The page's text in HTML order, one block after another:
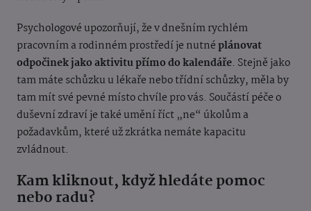
Psychologové upozorňují, že v dnešním rychlém
pracovním a rodinném prostředí je nutné plánovat
odpočinek jako aktivitu přímo do kalendáře. Stejně jako
tam máte schůzku u lékaře nebo třídní schůzky, měla by
tam mít své pevné místo chvíle pro vás. Součástí péče o
duševní zdraví je také umění říct „ne“ úkolům a
požadavkům, které už zkrátka nemáte kapacitu
zvládnout.
Kam kliknout, když hledáte pomoc
nebo radu?